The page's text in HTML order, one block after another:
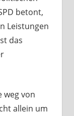
betont,
Leistungen
das
weg von
allein um